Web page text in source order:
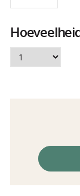
Éénheidsprijs,